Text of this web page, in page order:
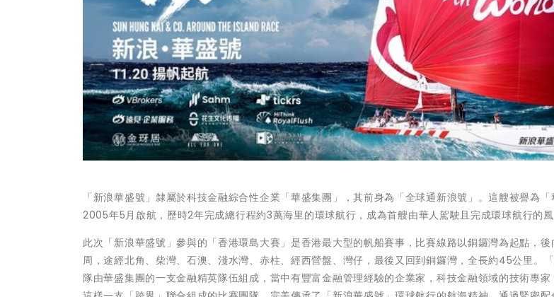
「新浪華盛號」隸屬於科技金融綜合性企業「華盛集團」，其前身為「全球通新浪號」。這艘被譽為
2005年5月啟航，歷時2年完成總行程約3萬海里的環球航行，成為首艘由華人駕駛且完成環球航行的風
此次「新浪華盛號」參與的「香港環島大賽」是香港最大型的帆船賽事，比賽線路以銅鑼灣為起點，
周，途經北角、柴灣、石澳、淺水灣、赤柱、經西營盤、灣仔，最後又回到銅鑼灣，全長約45公里。
隊由華盛集團的一支金融精英隊伍組成，當中有豐富金融管理經驗的企業家，科技金融領域的技術專